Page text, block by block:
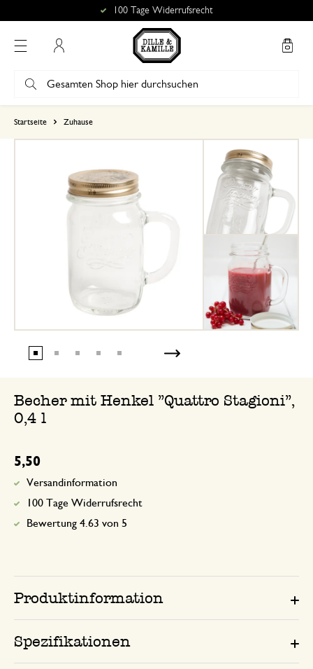
100 Tage Widerrufsrecht
Startseite Zuhause
Becher mit Henkel "Quattro Stagioni",
0,4 l
5,50
Versandinformation
100 Tage Widerrufsrecht
Bewertung 4.63 von 5
Produktinformation
Spezifikationen